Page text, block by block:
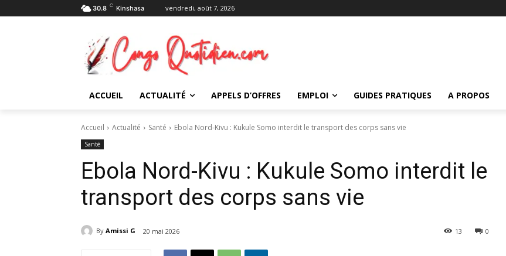
30.8 C Kinshasa vendredi, août 7, 2026
ACCUEIL ACTUALITÉ APPELS D’OFFRES EMPLOI GUIDES PRATIQUES A PROPOS
Accueil Actualité Santé Ebola Nord-Kivu : Kukule Somo interdit le transport des corps sans vie
Santé
Ebola Nord-Kivu : Kukule Somo interdit le
transport des corps sans vie
By Amissi G 20 mai 2026 0
13